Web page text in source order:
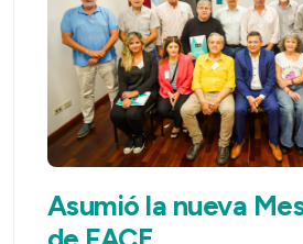
Asumió la nueva